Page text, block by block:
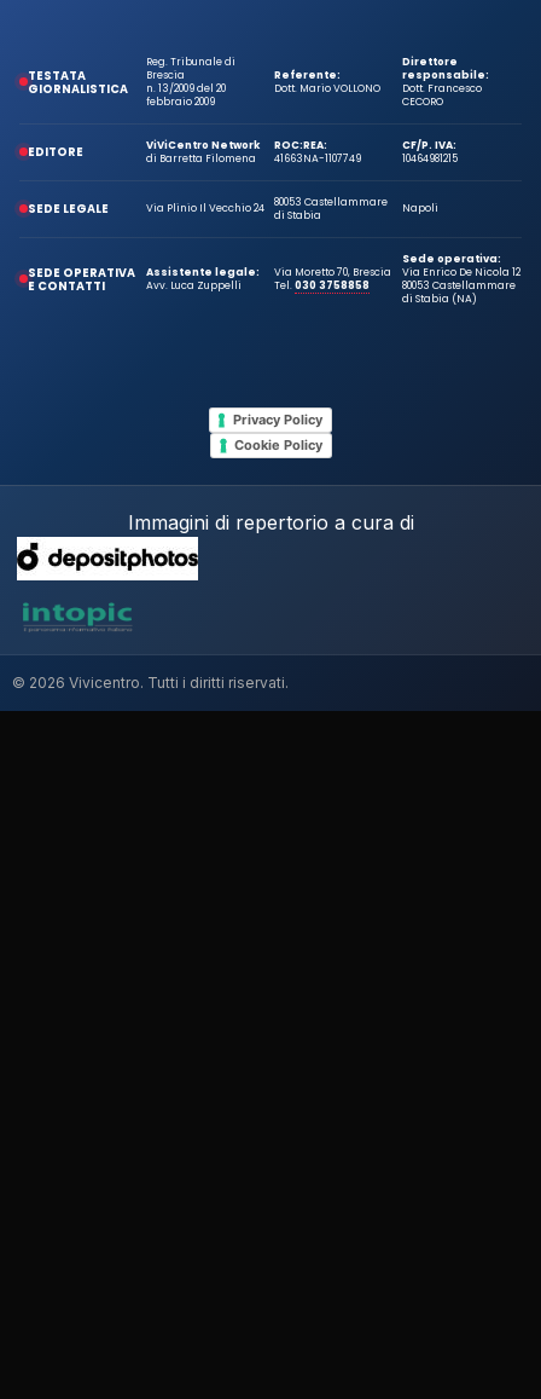
TESTATA
GIORNALISTICA
Reg. Tribunale di
Brescia
n. 13/2009 del 20
febbraio 2009
Referente:
Dott. Mario VOLLONO
Direttore
responsabile:
Dott. Francesco
CECORO
EDITORE
ViViCentro Network
di Barretta Filomena
ROC:
41663
REA:
NA-1107749
CF/P. IVA:
10464981215
SEDE LEGALE Via Plinio Il Vecchio 24
80053 Castellammare
di Stabia
Napoli
SEDE OPERATIVA
E CONTATTI
Assistente legale:
Avv. Luca Zuppelli
Via Moretto 70, Brescia
Tel.030 3758858
Sede operativa:
Via Enrico De Nicola 12
80053 Castellammare
di Stabia (NA)
Privacy Policy
Cookie Policy
Immagini di repertorio a cura di
© 2026 Vivicentro. Tutti i diritti riservati.